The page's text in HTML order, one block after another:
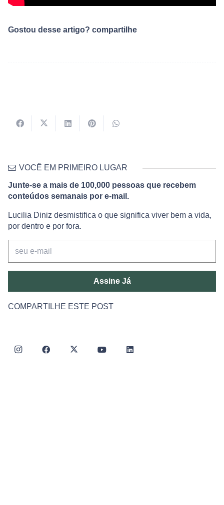
Gostou desse artigo? compartilhe
VOCÊ EM PRIMEIRO LUGAR
Junte-se a mais de 100,000 pessoas que recebem
conteúdos semanais por e-mail.
Lucilia Diniz desmistifica o que significa viver bem a vida,
por dentro e por fora.
Assine Já
COMPARTILHE ESTE POST